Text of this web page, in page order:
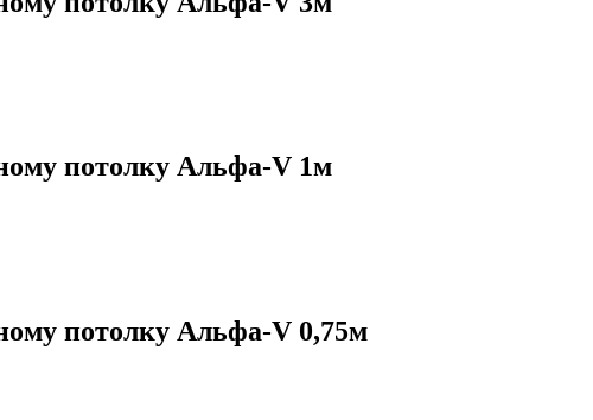
потолку Альфа-V 1м
потолку Альфа-V 0,75м